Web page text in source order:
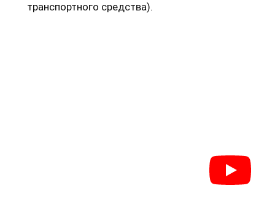
транспортного средства).